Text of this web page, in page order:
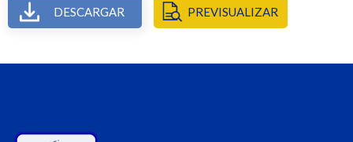
DESCARGAR PREVISUALIZAR